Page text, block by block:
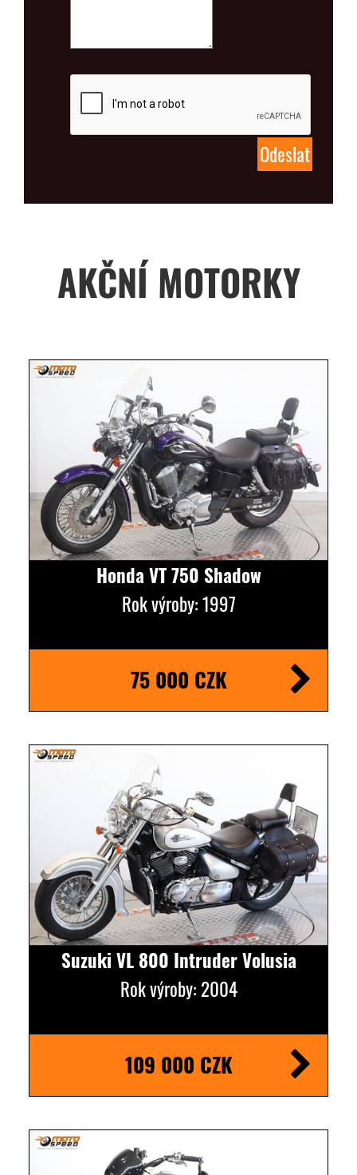
AKČNÍ MOTORKY
Honda VT 750 Shadow
Rok výroby: 1997
75 000 CZK
Suzuki VL 800 Intruder Volusia
Rok výroby: 2004
109 000 CZK